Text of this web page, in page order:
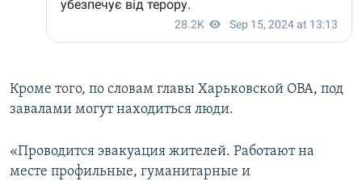
Кроме того, по словам главы Харьковской ОВА, под
завалами могут находиться люди.
«Проводится эвакуация жителей. Работают на
месте профильные, гуманитарные и